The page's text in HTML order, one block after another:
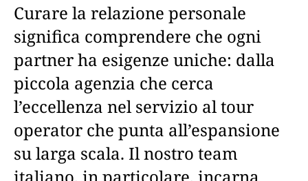
Curare la relazione personale
significa comprendere che ogni
partner ha esigenze uniche: dalla
piccola agenzia che cerca
l’eccellenza nel servizio al tour
operator che punta all’espansione
su larga scala. Il nostro team
italiano, in particolare, incarna